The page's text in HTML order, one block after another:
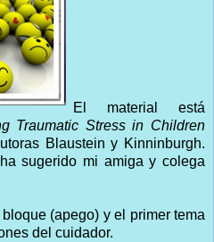
El material está
Traumatic Stress in Children
Blaustein y Kinninburgh.
sugerido mi amiga y colega
(apego) y el primer tema
del cuidador.